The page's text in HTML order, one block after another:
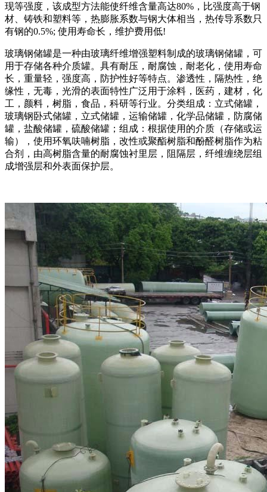
现等强度，该成型方法能使纤维含量高达80%，比强度高于钢
材、铸铁和塑料等，热膨胀系数与钢大体相当，热传导系数只
有钢的0.5%; 使用寿命长，维护费用低!
玻璃钢储罐是一种由玻璃纤维增强塑料制成的玻璃钢储罐，可
用于存储各种介质罐。具有耐压，耐腐蚀，耐老化，使用寿命
长，重量轻，强度高，防护性好等特点。渗透性，隔热性，绝
缘性，无毒，光滑的表面特性广泛用于涂料，医药，建材，化
工，颜料，树脂，食品，科研等行业。分类组成：立式储罐，
玻璃钢卧式储罐，立式储罐，运输储罐，化学品储罐，防腐储
罐，盐酸储罐，硫酸储罐；组成：根据使用的介质（存储或运
输），使用环氧呋喃树脂，改性或聚酯树脂和酚醛树脂作为粘
合剂，由高树脂含量的耐腐蚀衬里层，阻隔层，纤维缠绕层组
成增强层和外表面保护层。